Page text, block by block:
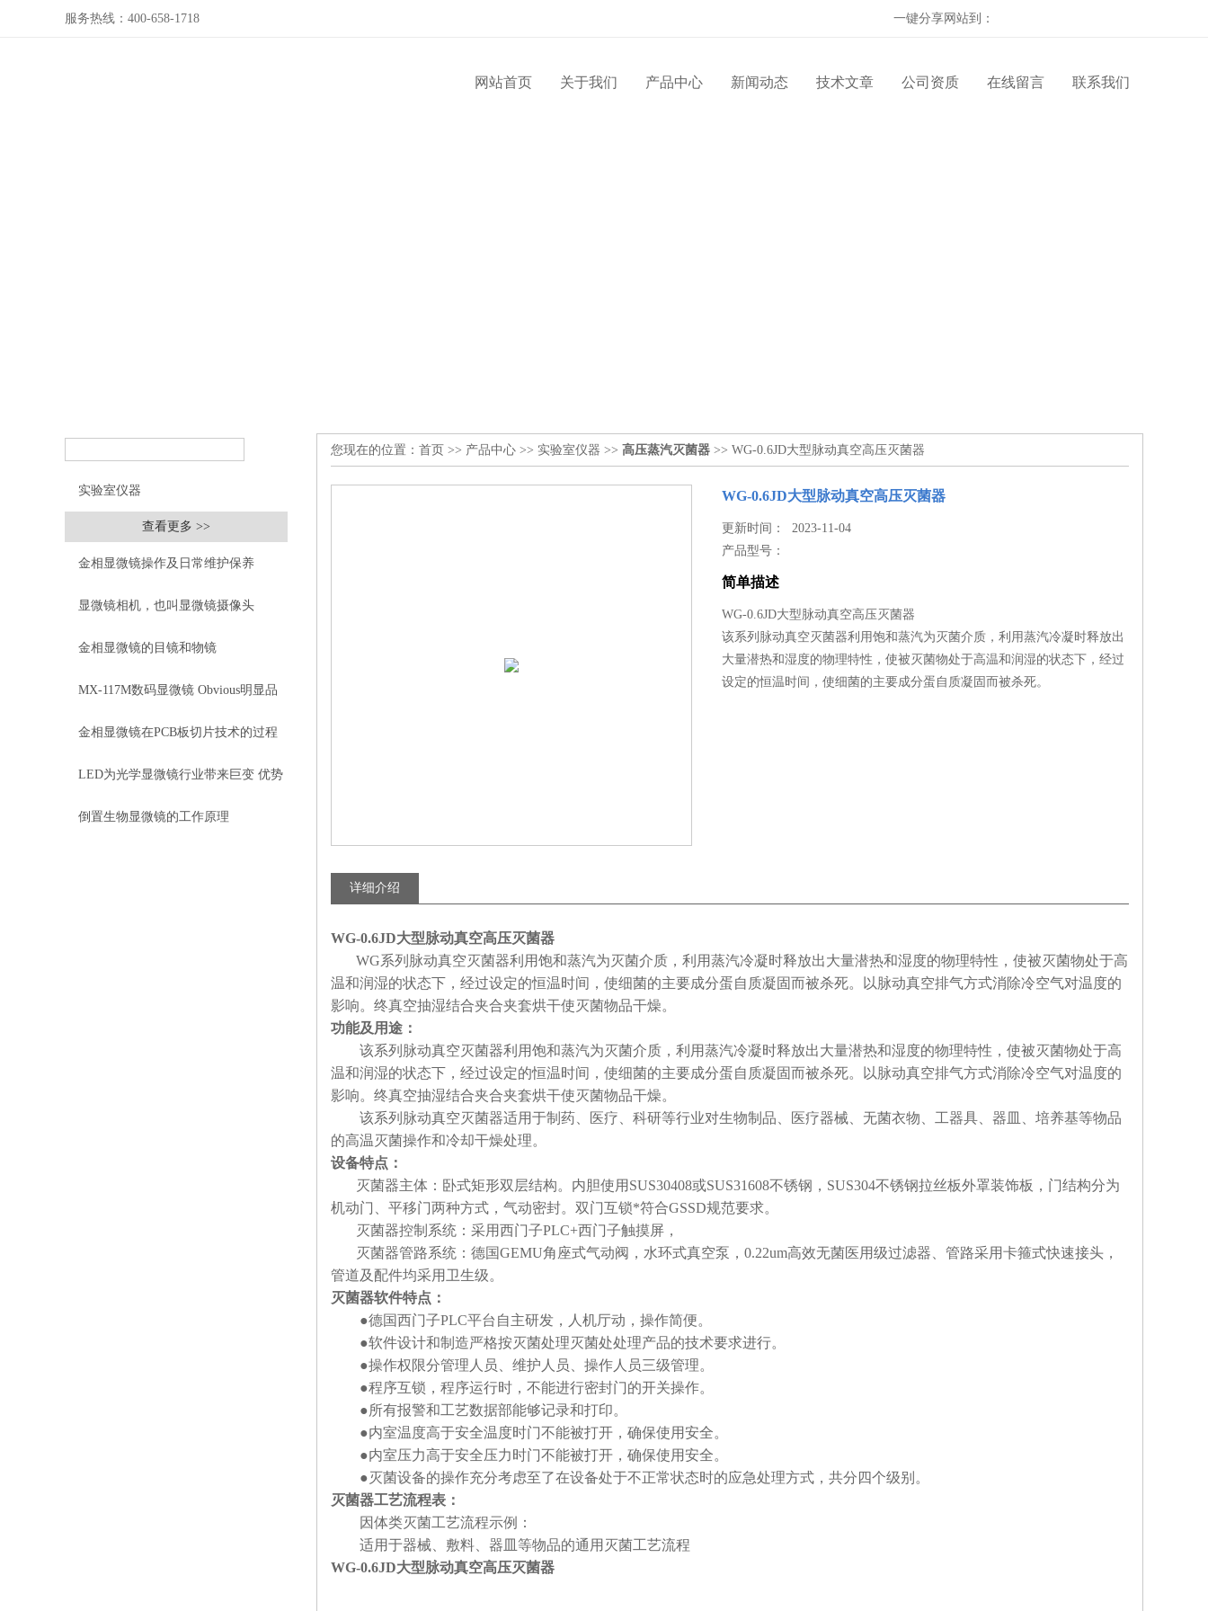
服务热线：400-658-1718 一键分享网站到：
网站首页 关于我们 产品中心 新闻动态 技术文章 公司资质 在线留言 联系我们
实验室仪器
查看更多 >>
金相显微镜操作及日常维护保养
显微镜相机，也叫显微镜摄像头
金相显微镜的目镜和物镜
MX-117M数码显微镜 Obvious明显品
牌值得推荐
金相显微镜在PCB板切片技术的过程
控制中的作用
LED为光学显微镜行业带来巨变 优势
比传统卤素更明显
倒置生物显微镜的工作原理
您现在的位置： 首页 >> 产品中心 >> 实验室仪器 >> 高压蒸汽灭菌器 >> WG-0.6JD大型脉动真空高压灭菌器
WG-0.6JD大型脉动真空高压灭菌器
更新时间： 2023-11-04
产品型号：
简单描述
WG-0.6JD大型脉动真空高压灭菌器
该系列脉动真空灭菌器利用饱和蒸汽为灭菌介质，利用蒸汽冷凝时释放出
大量潜热和湿度的物理特性，使被灭菌物处于高温和润湿的状态下，经过
设定的恒温时间，使细菌的主要成分蛋自质凝固而被杀死。
详细介绍
WG-0.6JD大型脉动真空高压灭菌器
WG系列脉动真空灭菌器利用饱和蒸汽为灭菌介质，利用蒸汽冷凝时释放出大量潜热和湿度的物理特性，使被灭菌物处于高
温和润湿的状态下，经过设定的恒温时间，使细菌的主要成分蛋自质凝固而被杀死。以脉动真空排气方式消除冷空气对温度的
影响。终真空抽湿结合夹合夹套烘干使灭菌物品干燥。
功能及用途：
该系列脉动真空灭菌器利用饱和蒸汽为灭菌介质，利用蒸汽冷凝时释放出大量潜热和湿度的物理特性，使被灭菌物处于高
温和润湿的状态下，经过设定的恒温时间，使细菌的主要成分蛋自质凝固而被杀死。以脉动真空排气方式消除冷空气对温度的
影响。终真空抽湿结合夹合夹套烘干使灭菌物品干燥。
该系列脉动真空灭菌器适用于制药、医疗、科研等行业对生物制品、医疗器械、无菌衣物、工器具、器皿、培养基等物品
的高温灭菌操作和冷却干燥处理。
设备特点：
灭菌器主体：卧式矩形双层结构。内胆使用SUS30408或SUS31608不锈钢，SUS304不锈钢拉丝板外罩装饰板，门结构分为
机动门、平移门两种方式，气动密封。双门互锁*符合GSSD规范要求。
灭菌器控制系统：采用西门子PLC+西门子触摸屏，
灭菌器管路系统：德国GEMU角座式气动阀，水环式真空泵，0.22um高效无菌医用级过滤器、管路采用卡箍式快速接头，
管道及配件均采用卫生级。
灭菌器软件特点：
●德国西门子PLC平台自主研发，人机厅动，操作简便。
●软件设计和制造严格按灭菌处理灭菌处处理产品的技术要求进行。
●操作权限分管理人员、维护人员、操作人员三级管理。
●程序互锁，程序运行时，不能进行密封门的开关操作。
●所有报警和工艺数据部能够记录和打印。
●内室温度高于安全温度时门不能被打开，确保使用安全。
●内室压力高于安全压力时门不能被打开，确保使用安全。
●灭菌设备的操作充分考虑至了在设备处于不正常状态时的应急处理方式，共分四个级别。
灭菌器工艺流程表：
因体类灭菌工艺流程示例：
适用于器械、敷料、器皿等物品的通用灭菌工艺流程
WG-0.6JD大型脉动真空高压灭菌器